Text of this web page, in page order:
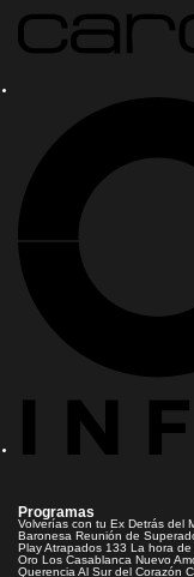
Programas
Volverías con tu Ex Detrás del
Baronesa Reunión de
PlayAtrapados 133 La hora de
Oro Los Casablanca Nuevo
Querencia Al Sur del Corazón